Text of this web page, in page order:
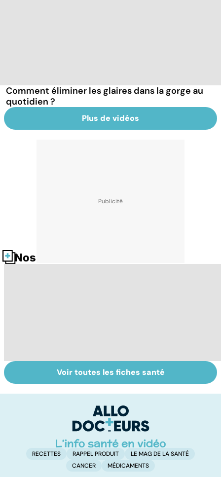
Comment éliminer les glaires dans la gorge au
quotidien ?
Plus de vidéos
Nos fiches santé
Tout savoir sur
les maux du froid
Un rhume, ça se
soigne ?
Voir toutes les fiches santé
RECETTES RAPPEL PRODUIT
LE MAG DE LA SANTÉ
CANCER
MÉDICAMENTS